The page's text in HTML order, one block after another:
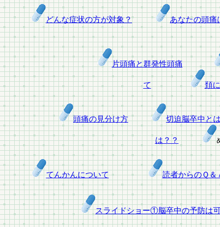
どんな症状の方が対象？ あなたの頭痛
片頭痛と群発性頭痛
て 頚
頭痛の見分け方 切迫脳卒中と
は？？
てんかんについて 読者からのＱ＆
スライドショー①脳卒中の予防は